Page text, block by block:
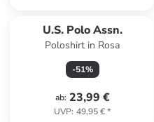
U.S. Polo Assn.
Poloshirt in Rosa
-51%
ab: 23,99 €
UVP: 49,95 €*